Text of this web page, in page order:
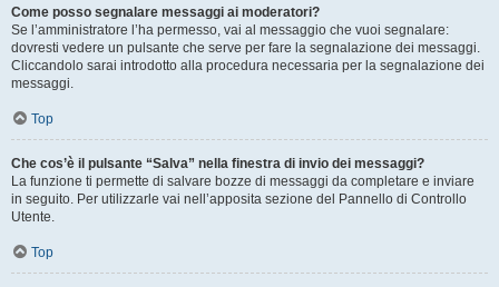
Come posso segnalare messaggi ai moderatori?
Se l’amministratore l’ha permesso, vai al messaggio che vuoi segnalare:
dovresti vedere un pulsante che serve per fare la segnalazione dei messaggi.
Cliccandolo sarai introdotto alla procedura necessaria per la segnalazione dei
messaggi.
Top
Che cos’è il pulsante “Salva” nella finestra di invio dei messaggi?
La funzione ti permette di salvare bozze di messaggi da completare e inviare
in seguito. Per utilizzarle vai nell’apposita sezione del Pannello di Controllo
Utente.
Top